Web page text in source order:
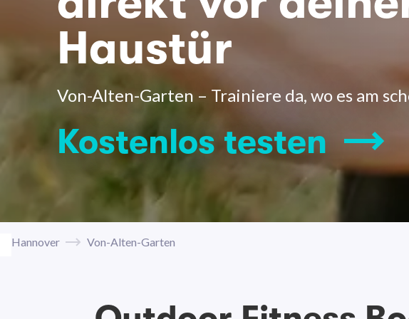
Haustür
Von-Alten-Garten – Trainiere da, wo es am
Kostenlos testen
Hannover Von-Alten-Garten